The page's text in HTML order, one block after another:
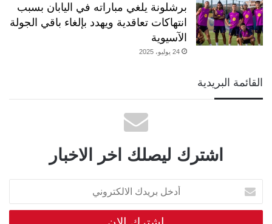
برشلونة يلغي مباراته في اليابان بسبب
انتهاكات تعاقدية ويهدد بإلغاء باقي الجولة
الآسيوية
24 يوليو، 2025
القائمة البريدية
اشترك ليصلك اخر الاخبار
أدخل
بريدك
الالكتروني